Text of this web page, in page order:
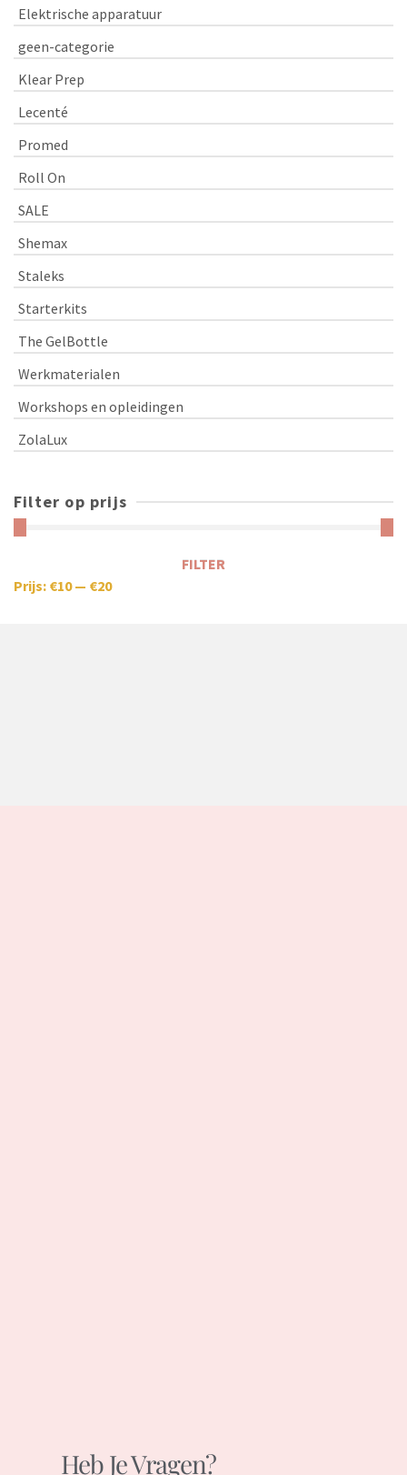
Elektrische apparatuur
geen-categorie
Klear Prep
Lecenté
Promed
Roll On
SALE
Shemax
Staleks
Starterkits
The GelBottle
Werkmaterialen
Workshops en opleidingen
ZolaLux
Filter op prijs
FILTER
Prijs: €10— €20
Heb Je Vragen?